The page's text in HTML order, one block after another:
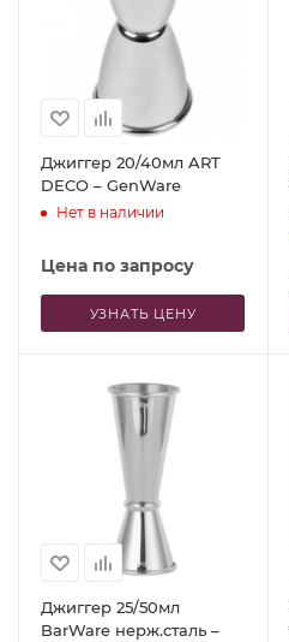
Джиггер 20/40мл ART
DECO – GenWare
Нет в наличии
Цена по запросу
УЗНАТЬ ЦЕНУ
Джиггер 25/50мл
BarWare нерж.сталь –